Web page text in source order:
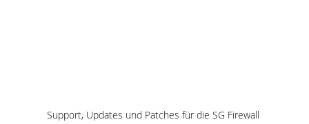
Support, Updates und Patches für die SG Firewall